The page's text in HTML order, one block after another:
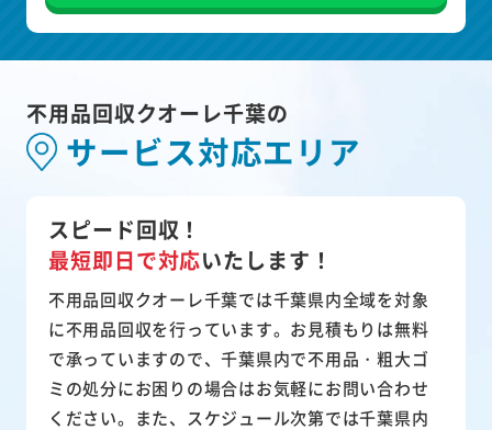
不用品回収クオーレ千葉の
サービス対応エリア
スピード回収！
最短即日で対応いたします！
不用品回収クオーレ千葉では千葉県内全域を対象
に不用品回収を行っています。お見積もりは無料
で承っていますので、千葉県内で不用品・粗大ゴ
ミの処分にお困りの場合はお気軽にお問い合わせ
ください。また、スケジュール次第では千葉県内